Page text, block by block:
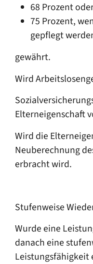
68 Prozent
75 Prozent,
gepflegt
gewährt.
Wird
Elterneigenschaft
Wird die
Neuberechnung
erbracht wird.
Stufenweise
Wurde eine
danach eine
Leistungsfähigkeit